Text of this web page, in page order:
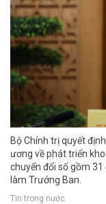
Bộ Chính trị quyết
ương về phát triển
chuyển đổi số gồm
làm Trưởng Ban.
Tin trong nước